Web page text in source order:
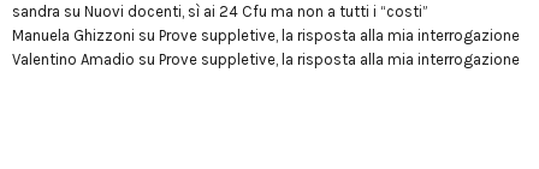
sandra su Nuovi docenti, sì ai 24 Cfu ma non a tutti i “costi”
Manuela Ghizzoni su Prove suppletive, la risposta alla mia interrogazione
Valentino Amadio su Prove suppletive, la risposta alla mia interrogazione